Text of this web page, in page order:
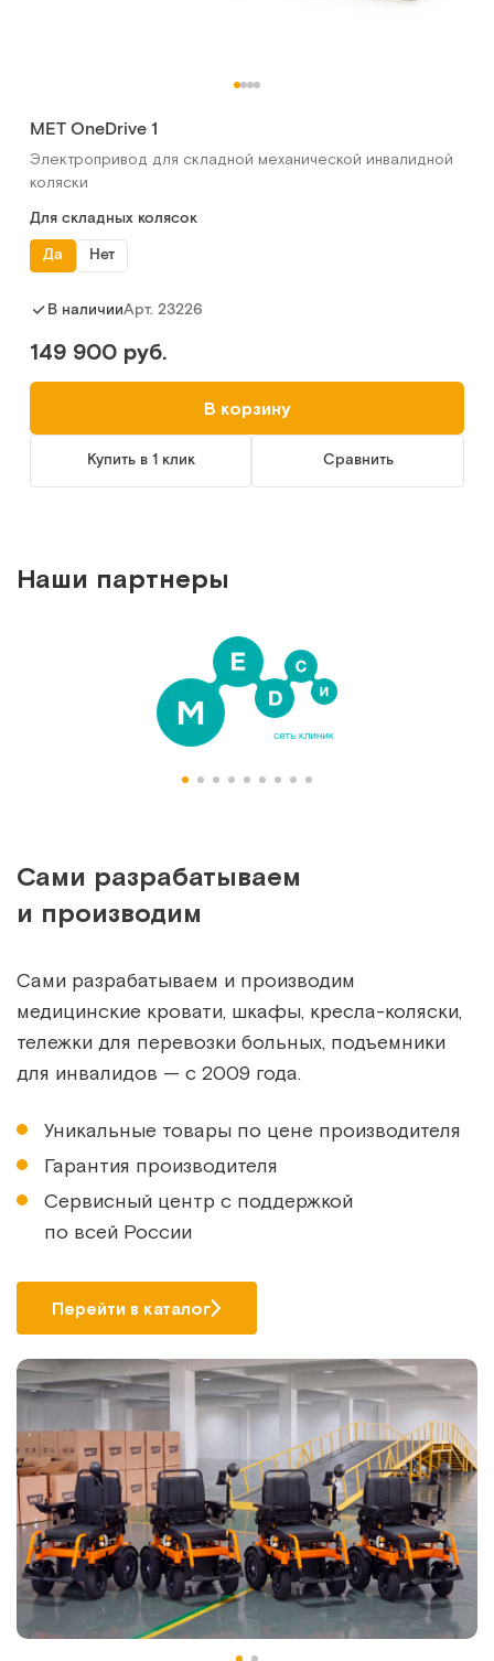
MET OneDrive 1
Электропривод для складной механической инвалидной
коляски
Для складных колясок
Да
Нет
В наличииАрт. 23226
149 900 руб.
В корзину
Купить в 1 клик Сравнить
Наши партнеры
Сами разрабатываем
и производим
Сами разрабатываем и производим
медицинские кровати, шкафы, кресла-коляски,
тележки для перевозки больных, подъемники
для инвалидов — с 2009 года.
Уникальные товары по цене производителя
Гарантия производителя
Сервисный центр с поддержкой
по всей России
Перейти в каталог